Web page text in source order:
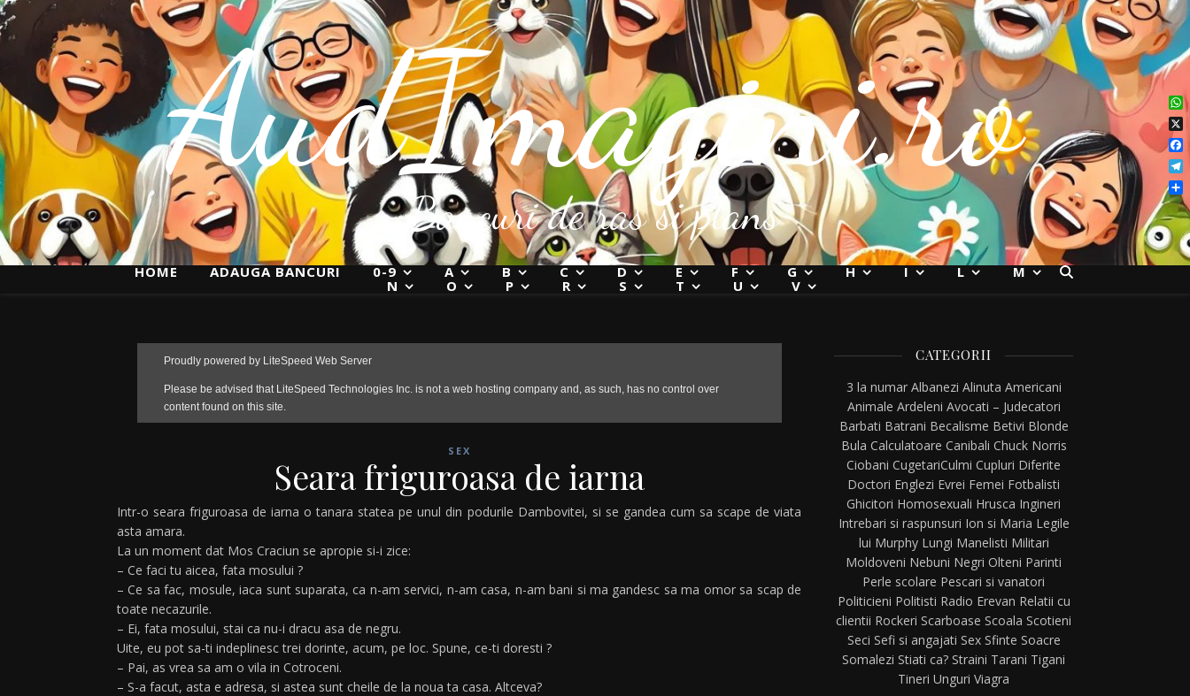
AudImagini.ro
Bancuri de ras si plans
HOME ADAUGA BANCURI 0-9 A B C D E F G H I L
M
N
O P R S T U V
SEX
Seara friguroasa de iarna
Intr-o seara friguroasa de iarna o tanara statea pe unul din podurile Dambovitei, si se gandea cum sa scape de viata
asta amara.
La un moment dat Mos Craciun se apropie si-i zice:
– Ce faci tu aicea, fata mosului ?
– Ce sa fac, mosule, iaca sunt suparata, ca n-am servici, n-am casa, n-am bani si ma gandesc sa ma omor sa scap de
toate necazurile.
– Ei, fata mosului, stai ca nu-i dracu asa de negru.
Uite, eu pot sa-ti indeplinesc trei dorinte, acum, pe loc. Spune, ce-ti doresti ?
– Pai, as vrea sa am o vila in Cotroceni.
– S-a facut, asta e adresa, si astea sunt cheile de la noua ta casa. Altceva?
CATEGORII
3 la numar Albanezi Alinuta Americani
Animale Ardeleni Avocati – Judecatori
Barbati Batrani Becalisme Betivi Blonde
Bula Calculatoare Canibali Chuck Norris
Ciobani CugetariCulmi Cupluri Diferite
Doctori Englezi Evrei Femei Fotbalisti
Ghicitori Homosexuali Hrusca Ingineri
Intrebari si raspunsuri Ion si Maria Legile
lui Murphy Lungi Manelisti Militari
Moldoveni Nebuni Negri Olteni Parinti
Perle scolare Pescari si vanatori
Politicieni Politisti Radio Erevan Relatii cu
clientii Rockeri Scarboase Scoala Scotieni
Seci Sefi si angajati Sex Sfinte Soacre
Somalezi Stiati ca? Straini Tarani Tigani
Tineri Unguri Viagra
X